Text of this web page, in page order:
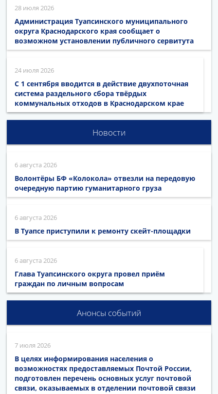
28 июля 2026
Администрация Туапсинского муниципального
округа Краснодарского края сообщает о
возможном установлении публичного сервитута
24 июля 2026
С 1 сентября вводится в действие двухпоточная
система раздельного сбора твёрдых
коммунальных отходов в Краснодарском крае
Новости
6 августа 2026
Волонтёры БФ «Колокола» отвезли на передовую
очередную партию гуманитарного груза
6 августа 2026
В Туапсе приступили к ремонту скейт-площадки
6 августа 2026
Глава Туапсинского округа провел приём
граждан по личным вопросам
Анонсы событий
7 июля 2026
В целях информирования населения о
возможностях предоставляемых Почтой России,
подготовлен перечень основных услуг почтовой
связи, оказываемых в отделении почтовой связи